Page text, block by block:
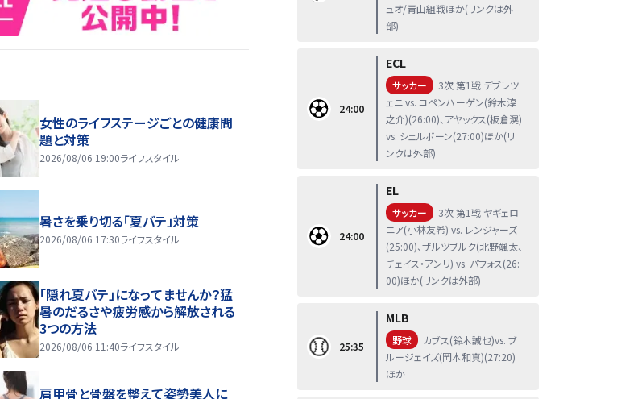
女性のライフステージごとの健康問
題と対策
2026/08/06 19:00ライフスタイル
暑さを乗り切る「夏バテ」対策
2026/08/06 17:30ライフスタイル
「隠れ夏バテ」になってませんか？猛
暑のだるさや疲労感から解放される
3つの方法
2026/08/06 11:40ライフスタイル
肩甲骨と骨盤を整えて姿勢美人に
ュオ/青山組戦ほか(リンクは外
部)
24:00
ECL
サッカー
3次 第1戦 デブレツ
ェニ vs. コペンハーゲン(鈴木淳
之介)(26:00)、アヤックス(板倉滉)
vs. シェルボーン(27:00)ほか(リ
ンクは外部)
24:00
EL
サッカー
3次 第1戦 ヤギェロ
ニア(小林友希) vs. レンジャーズ
(25:00)、ザルツブルク(北野颯太、
チェイス・アンリ) vs. パフォス(26:
00)ほか(リンクは外部)
25:35
MLB
野球
カブス(鈴木誠也)vs. ブ
ルージェイズ(岡本和真)(27:20)
ほか